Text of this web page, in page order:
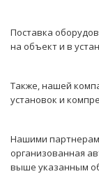
Поставка
на объект и в
Также, нашей
установок и
Нашими
организованная
выше указанным